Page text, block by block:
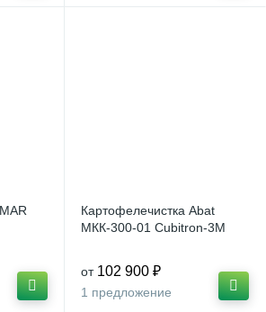
Картофелечистка Abat
МКК-300-01 Cubitron-3M
от 102 900 ₽
1 предложение